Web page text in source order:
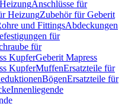
Anschlüsse für
HeizungZubehör für Geberit
und FittingsAbdeckungen
für
für
KupferGeberit Mapress
KupferMuffenErsatzteile für
BögenErsatzteile für
Innenliegende